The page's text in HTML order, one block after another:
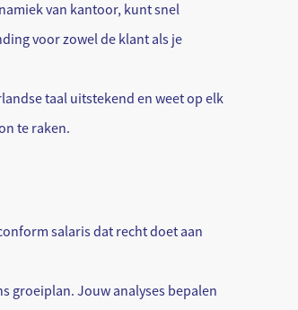
van kantoor, kunt snel
voor zowel de klant als je
taal uitstekend en weet op elk
te raken.
salaris dat recht doet aan
groeiplan. Jouw analyses bepalen